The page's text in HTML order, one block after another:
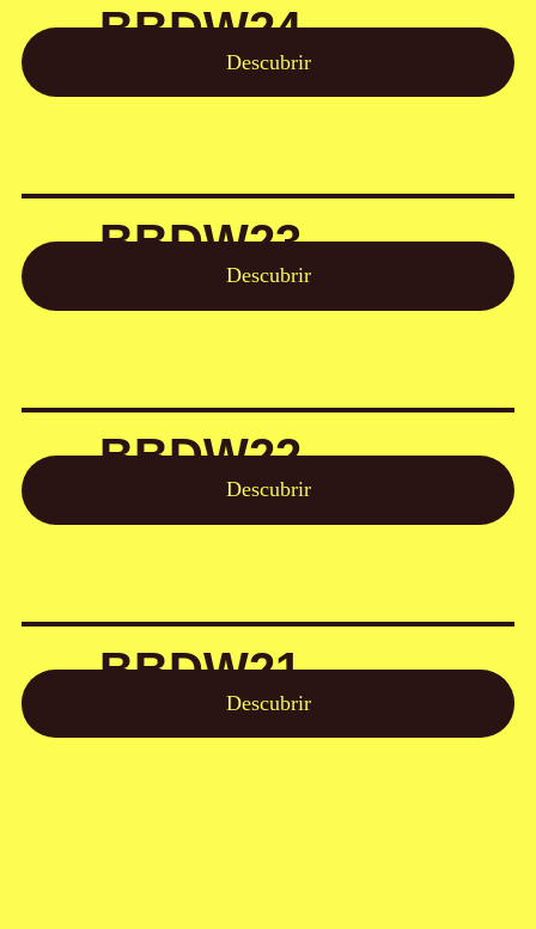
BBDW24
Descubrir
BBDW23
Descubrir
BBDW22
Descubrir
BBDW21
Descubrir